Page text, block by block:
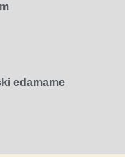
edamame